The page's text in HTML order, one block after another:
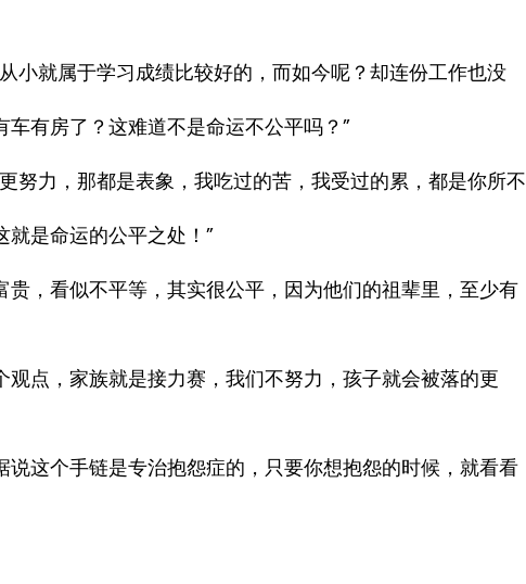
小就属于学习成绩比较好的，而如今呢？却连份工作也没
有房了？这难道不是命运不公平吗？”
努力，那都是表象，我吃过的苦，我受过的累，都是你所不
是命运的公平之处！”
，看似不平等，其实很公平，因为他们的祖辈里，至少有
点，家族就是接力赛，我们不努力，孩子就会被落的更
这个手链是专治抱怨症的，只要你想抱怨的时候，就看看